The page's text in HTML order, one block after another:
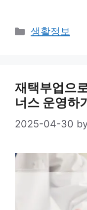
Categories
생활정보
재택부업으
너스 운영하
2025-04-30